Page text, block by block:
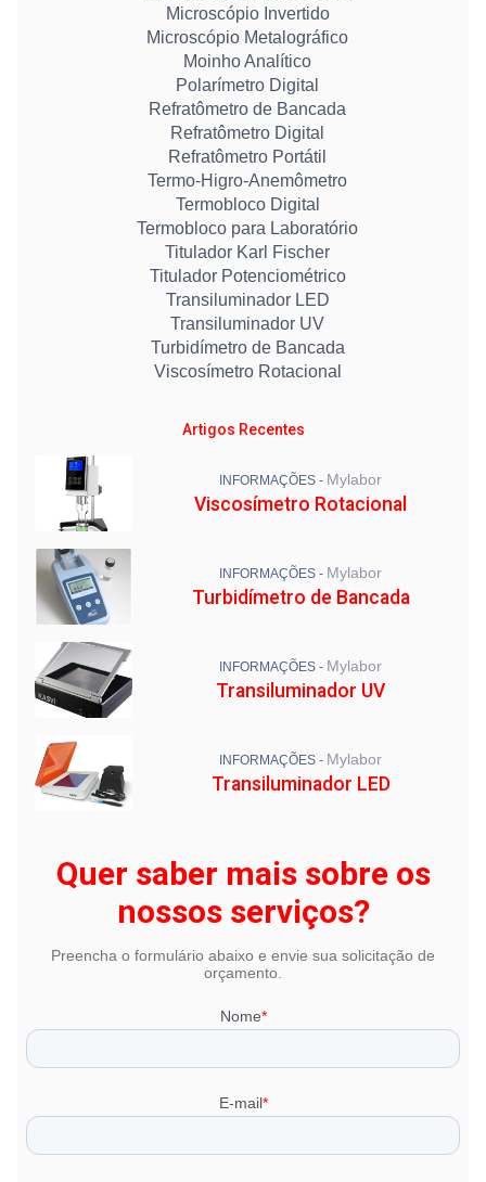
Microscópio Invertido
Microscópio Metalográfico
Moinho Analítico
Polarímetro Digital
Refratômetro de Bancada
Refratômetro Digital
Refratômetro Portátil
Termo-Higro-Anemômetro
Termobloco Digital
Termobloco para Laboratório
Titulador Karl Fischer
Titulador Potenciométrico
Transiluminador LED
Transiluminador UV
Turbidímetro de Bancada
Viscosímetro Rotacional
Artigos Recentes
INFORMAÇÕES - Mylabor
Viscosímetro Rotacional
INFORMAÇÕES - Mylabor
Turbidímetro de Bancada
INFORMAÇÕES - Mylabor
Transiluminador UV
INFORMAÇÕES - Mylabor
Transiluminador LED
Quer saber mais sobre os
nossos serviços?
Preencha o formulário abaixo e envie sua solicitação de
orçamento.
Nome*
E-mail*